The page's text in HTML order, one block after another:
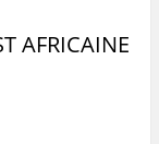
AFRICAINE